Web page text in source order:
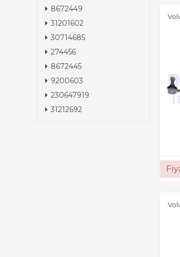
8672449
31201602
30714685
274456
8672445
9200603
230647919
31212692